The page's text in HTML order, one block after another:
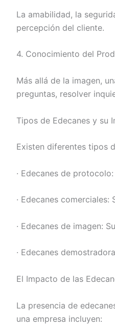
La amabilidad, la
percepción del cliente.
4. Conocimiento del
Más allá de la imagen,
preguntas, resolver
Tipos de Edecanes y su
Existen diferentes tipos
· Edecanes de
· Edecanes
· Edecanes de imagen:
· Edecanes
El Impacto de las
La presencia de
una empresa incluyen: